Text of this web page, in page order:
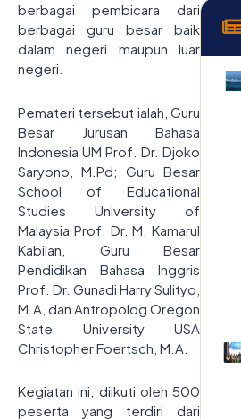
berbagai pembicara dari
berbagai guru besar baik
dalam negeri maupun luar
negeri.
Pemateri tersebut ialah, Guru
Besar Jurusan Bahasa
Indonesia UM Prof. Dr. Djoko
Saryono, M.Pd; Guru Besar
School of Educational
Studies University of
Malaysia Prof. Dr. M. Kamarul
Kabilan, Guru Besar
Pendidikan Bahasa Inggris
Prof. Dr. Gunadi Harry Sulityo,
M.A, dan Antropolog Oregon
State University USA
Christopher Foertsch, M.A.
Kegiatan ini, diikuti oleh 500
peserta yang terdiri dari